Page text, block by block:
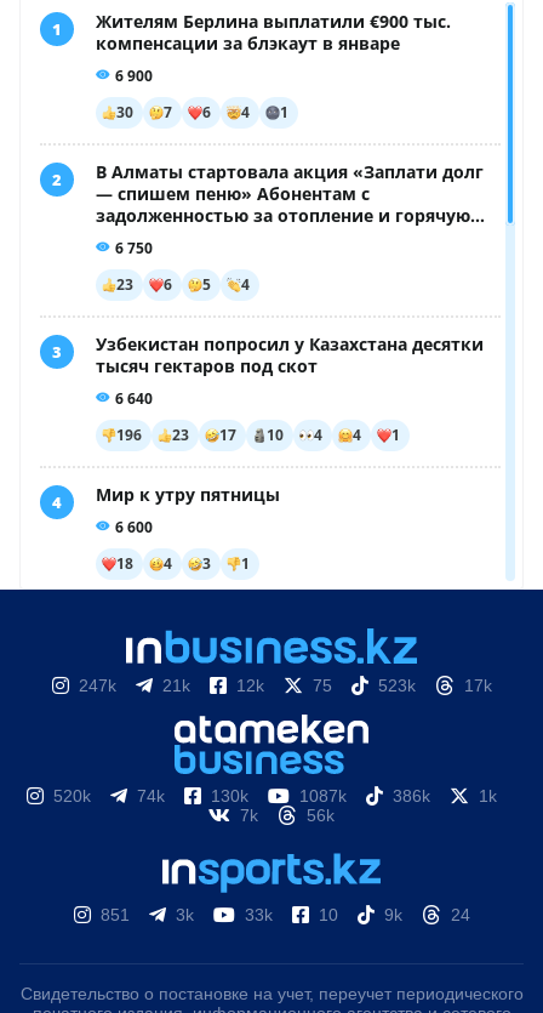
247k 21k 12k 75 523k 17k
520k 74k 130k 1087k 386k
1k
7k
56k
851 3k 33k 10 9k 24
Свидетельство о постановке на учет, переучет периодического